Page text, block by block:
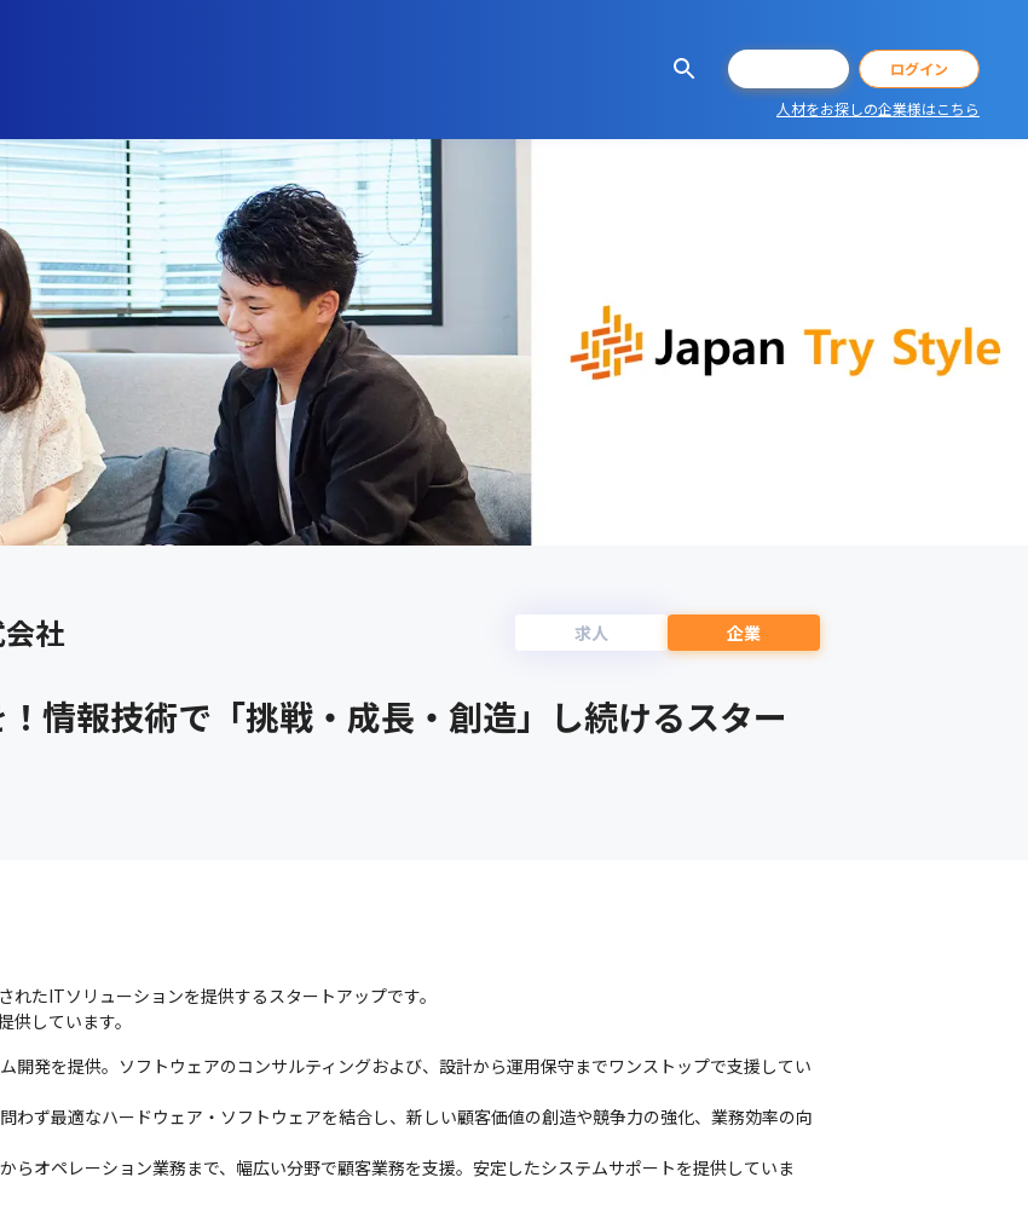
ログイン
人材をお探しの企業様はこちら
社 求人 企業
情報技術で「挑戦・成長・創造」し続けるスター
たITソリューションを提供するスタートアップです。
しています。
開発を提供。ソフトウェアのコンサルティングおよび、設計から運用保守までワンストップで支援してい
わず最適なハードウェア・ソフトウェアを結合し、新しい顧客価値の創造や競争力の強化、業務効率の向
らオペレーション業務まで、幅広い分野で顧客業務を支援。安定したシステムサポートを提供していま